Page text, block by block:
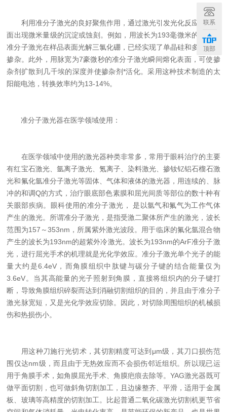
利用准分子激光的良好聚焦作用，通过激光引发光化反应，使表
面出现微米量级的沉淀或蚀刻。例如，用波长为193毫微米的氟化氩
准分子激光在样品表面光解三氯化硼，已经实现了单晶硅和多晶硅的
掺杂。此外，用脉宽为7豪微秒的准分子激光瞬间熔化表面，可使掺
杂剂扩散到几千埃的深度并使掺杂剂*活化。采用这种技术制造的太
阳能电池，转换效率约为13-14%。
准分子激光器在医学领域使用：
在医学领域中使用的激光器种类非常多，常用于眼科治疗的主要
有红宝石激光、氩离子激光、氪离子、染料激光、掺钕钇铝石榴石激
光和氟化氩准分子激光等固体、气体和液体的激光器，用连续的、脉
冲的和调Q的方式，治疗眼底部色素膜和屈光间质等部位的数十种有
关眼部疾病。眼科使用的准分子激光， 是以氩气和氟气为工作气体
产生的激光。所谓准分子激光，是指受激二聚体所产生的激光，波长
范围为157～353nm，所属紫外激光波段。用于临床的氟化氩混合物
产生的波长为193nm的超紫外冷激光。波长为193nm的ArF准分子激
光，进行屈光手术的机理就是光化学效应。准分子激光单个光子的能
量大约是6.4eV，而角膜组织中肽键与碳分子键的结合能量仅为
3.6eV。当其高能量的光子照射到角膜，直接将组织内的分子键打
断，导致角膜组织碎裂而达到消融切割组织的目的，并且由于准分子
激光脉宽短，又是光化学效应切除。因此，对切除周围组织的机械损
伤和热损伤小。
用这种刀施行光切术，其切割精度可达到μm级，其刀口损伤范
围仅达nm级，而且由于无热效应而不会损伤邻近组织。所以现已运
用于角膜手术，如角膜屈光手术、角膜疤痕去除等。YAG激光器既可
做平面切割，也可做斜角切割加工，且边缘整齐、平滑，适用于金属
板、玻璃等高精度的切割加工。比起普通二氧化碳激光切割机更节省
联系
顶部